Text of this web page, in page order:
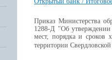
Приказ Министерства
1288-Д "Об утверждении
мест, порядка и сроков
территории